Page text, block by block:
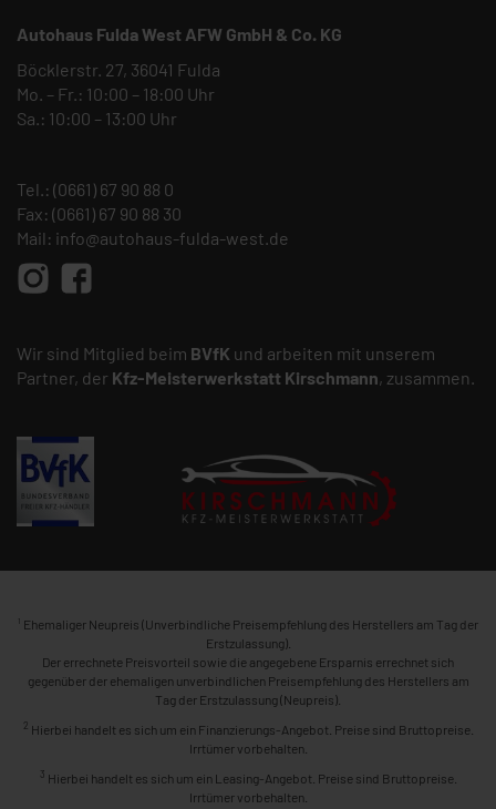
Autohaus Fulda West AFW GmbH & Co. KG
Böcklerstr. 27, 36041 Fulda
Mo. – Fr.: 10:00 – 18:00 Uhr
Sa.: 10:00 – 13:00 Uhr
Tel.: (0661) 67 90 88 0
Fax: (0661) 67 90 88 30
Mail: info@autohaus-fulda-west.de
Wir sind Mitglied beim BVfK und arbeiten mit unserem
Partner, der Kfz-Meisterwerkstatt Kirschmann, zusammen.
1 Ehemaliger Neupreis (Unverbindliche Preisempfehlung des Herstellers am Tag der
Erstzulassung).
Der errechnete Preisvorteil sowie die angegebene Ersparnis errechnet sich
gegenüber der ehemaligen unverbindlichen Preisempfehlung des Herstellers am
Tag der Erstzulassung (Neupreis).
2 Hierbei handelt es sich um ein Finanzierungs-Angebot. Preise sind Bruttopreise.
Irrtümer vorbehalten.
3 Hierbei handelt es sich um ein Leasing-Angebot. Preise sind Bruttopreise.
Irrtümer vorbehalten.